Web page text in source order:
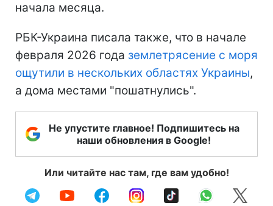
начала месяца.
РБК-Украина писала также, что в начале
февраля 2026 года землетрясение с моря
ощутили в нескольких областях Украины,
а дома местами "пошатнулись".
Не упустите главное! Подпишитесь на
наши обновления в Google!
Или читайте нас там, где вам удобно!